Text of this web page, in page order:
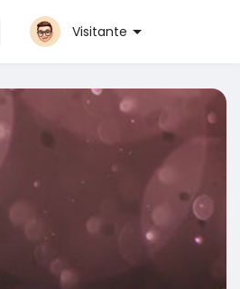
Visitante